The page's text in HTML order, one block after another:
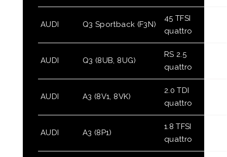
AUDI Q3 Sportback (F3N)
45 TFSI
quattro
AUDI Q3 (8UB, 8UG)
RS 2.5
quattro
AUDI A3 (8V1, 8VK)
2.0 TDI
quattro
AUDI A3 (8P1)
1.8 TFSI
quattro